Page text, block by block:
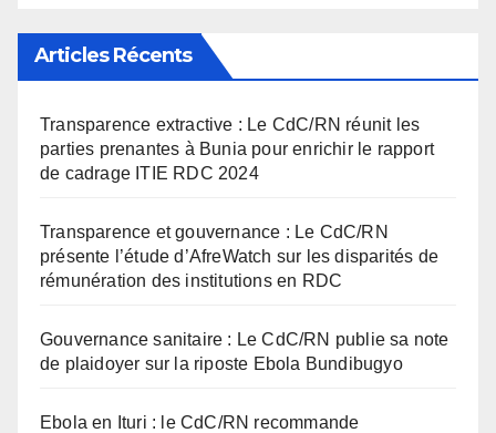
Articles Récents
Transparence extractive : Le CdC/RN réunit les
parties prenantes à Bunia pour enrichir le rapport
de cadrage ITIE RDC 2024
Transparence et gouvernance : Le CdC/RN
présente l’étude d’AfreWatch sur les disparités de
rémunération des institutions en RDC
Gouvernance sanitaire : Le CdC/RN publie sa note
de plaidoyer sur la riposte Ebola Bundibugyo
Ebola en Ituri : le CdC/RN recommande